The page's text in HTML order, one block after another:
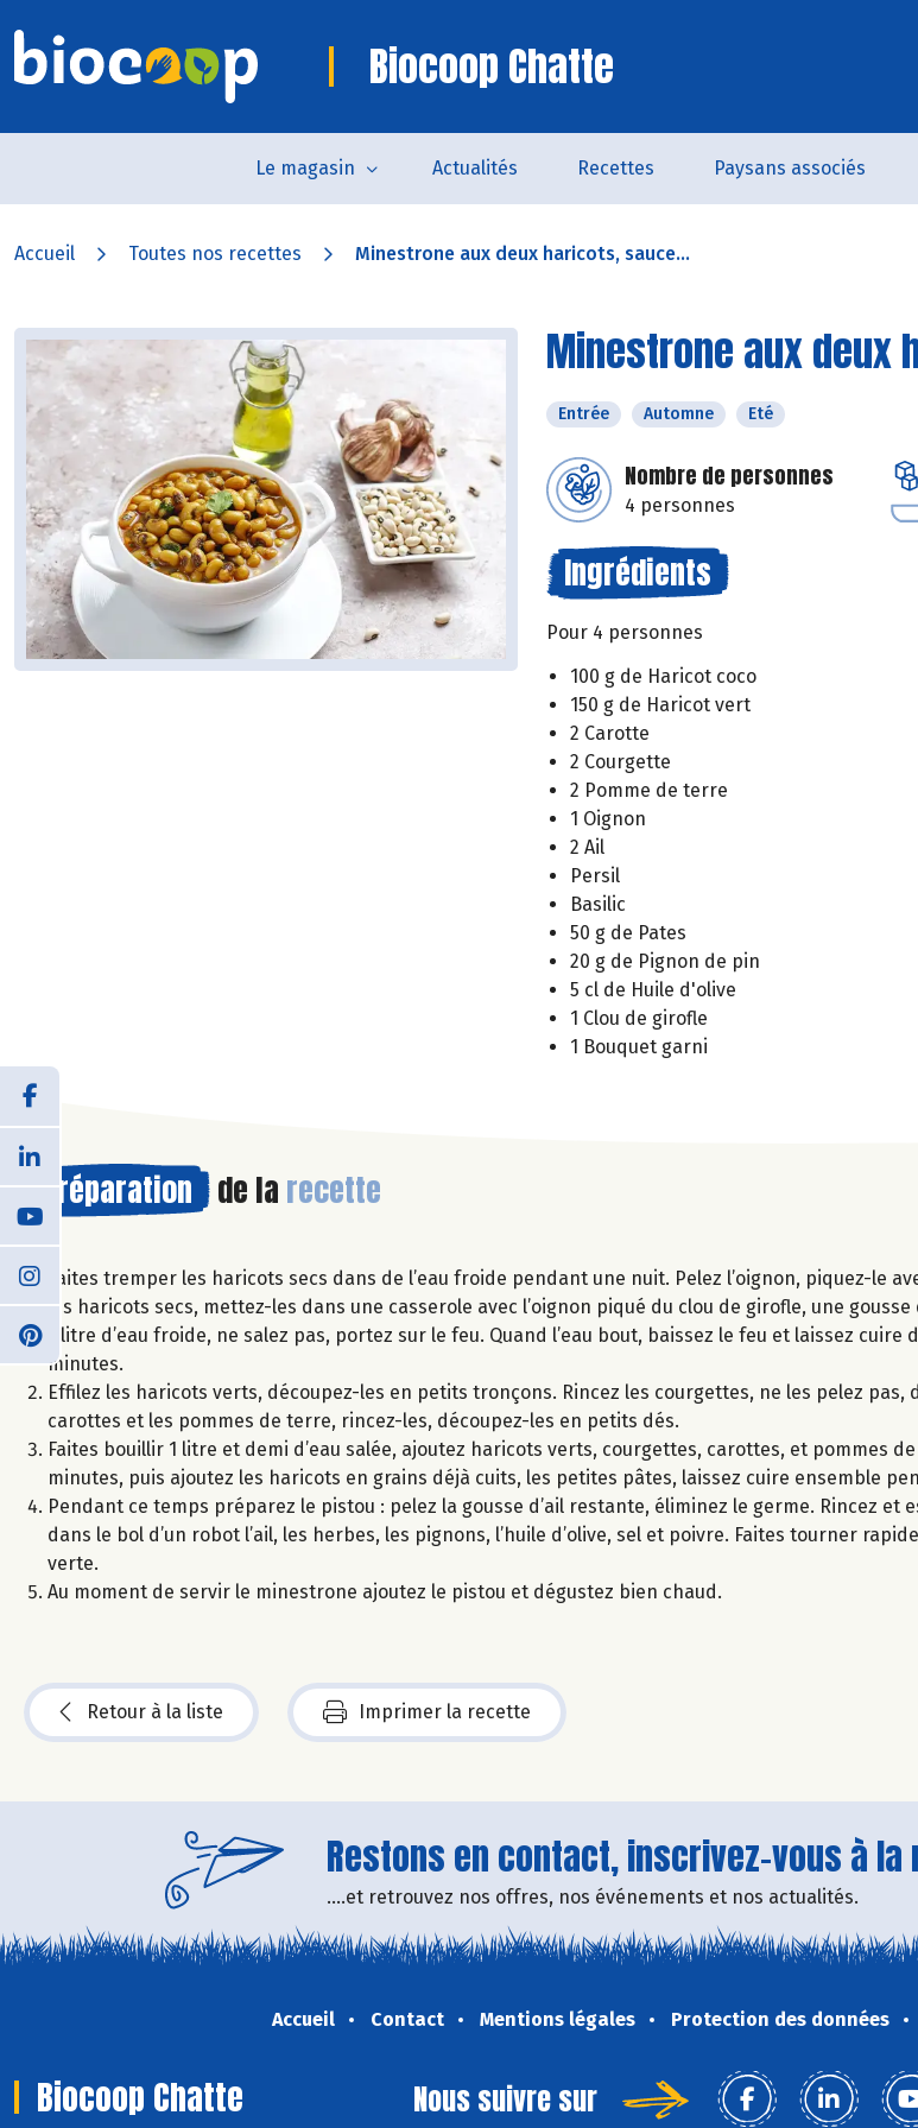
Biocoop Chatte
Le magasin Actualités Recettes Paysans associés
Accueil Toutes nos recettes Minestrone aux deux haricots, sauce...
Minestrone aux deux
Entrée Automne Eté
Nombre de personnes
4 personnes
Ingrédients
Pour 4 personnes
100 g de Haricot coco
150 g de Haricot vert
2 Carotte
2 Courgette
2 Pomme de terre
1 Oignon
2 Ail
Persil
Basilic
50 g de Pates
20 g de Pignon de pin
5 cl de Huile d'olive
1 Clou de girofle
1 Bouquet garni
Préparation de la recette
Faites tremper les haricots secs dans de l’eau froide pendant une nuit. Pelez l’oignon, piquez-le
les haricots secs, mettez-les dans une casserole avec l’oignon piqué du clou de girofle, une
1 litre d’eau froide, ne salez pas, portez sur le feu. Quand l’eau bout, baissez le feu et laissez
minutes.
Effilez les haricots verts, découpez-les en petits tronçons. Rincez les courgettes, ne les pelez pas,
carottes et les pommes de terre, rincez-les, découpez-les en petits dés.
Faites bouillir 1 litre et demi d’eau salée, ajoutez haricots verts, courgettes, carottes, et pommes
minutes, puis ajoutez les haricots en grains déjà cuits, les petites pâtes, laissez cuire ensemble
Pendant ce temps préparez le pistou : pelez la gousse d’ail restante, éliminez le germe. Rincez et
dans le bol d’un robot l’ail, les herbes, les pignons, l’huile d’olive, sel et poivre. Faites tourner
verte.
Au moment de servir le minestrone ajoutez le pistou et dégustez bien chaud.
Retour à la liste Imprimer la recette
Restons en contact, inscrivez-vous à
....et retrouvez nos offres, nos événements et nos actualités.
Accueil Contact Mentions légales Protection des données
Biocoop Chatte Nous suivre sur